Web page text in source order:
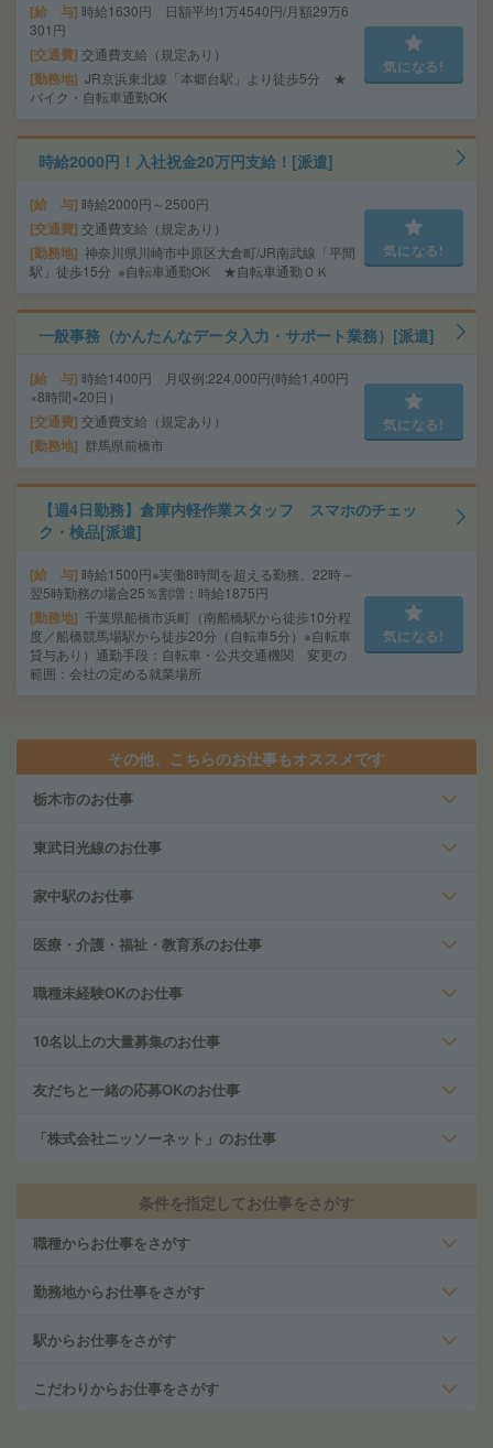
給 与 時給1630円 日額平均1万4540円/月額29万6
301円
交通費 交通費支給（規定あり）
勤務地 JR京浜東北線「本郷台駅」より徒歩5分 ★
バイク・自転車通勤OK
気になる!
時給2000円！入社祝金20万円支給！[派遣]
給 与 時給2000円～2500円
交通費 交通費支給（規定あり）
勤務地 神奈川県川崎市中原区大倉町/JR南武線「平間
駅」徒歩15分 ※自転車通勤OK ★自転車通勤ＯＫ
気になる!
一般事務（かんたんなデータ入力・サポート業務）[派遣]
給 与 時給1400円 月収例:224,000円(時給1,400円
×8時間×20日）
交通費 交通費支給（規定あり）
勤務地 群馬県前橋市
気になる!
【週4日勤務】倉庫内軽作業スタッフ スマホのチェッ
ク・検品[派遣]
給 与 時給1500円※実働8時間を超える勤務、22時～
翌5時勤務の場合25％割増：時給1875円
勤務地 千葉県船橋市浜町（南船橋駅から徒歩10分程
度／船橋競馬場駅から徒歩20分（自転車5分）※自転車
貸与あり）通勤手段：自転車・公共交通機関 変更の
範囲：会社の定める就業場所
気になる!
その他、こちらのお仕事もオススメです
栃木市のお仕事
東武日光線のお仕事
家中駅のお仕事
医療・介護・福祉・教育系のお仕事
職種未経験OKのお仕事
10名以上の大量募集のお仕事
友だちと一緒の応募OKのお仕事
「株式会社ニッソーネット」のお仕事
条件を指定してお仕事をさがす
職種からお仕事をさがす
勤務地からお仕事をさがす
駅からお仕事をさがす
こだわりからお仕事をさがす